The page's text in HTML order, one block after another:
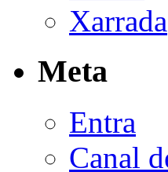
Xarrada
Meta
Entra
Canal